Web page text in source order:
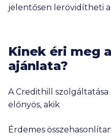
jelentősen lerövidítheti
Kinek éri meg
ajánlata?
A Credithill
előnyös, akik
Érdemes